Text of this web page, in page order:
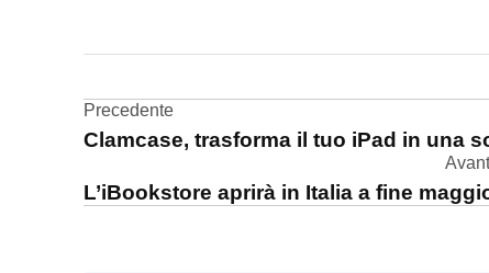
Navigazione
Precedente
Clamcase, trasforma il tuo iPad in una
L’iBookstore aprirà in Italia a fine